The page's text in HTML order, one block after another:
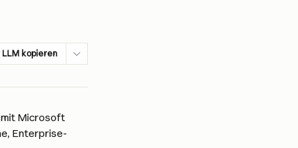
LLM kopieren
mit Microsoft
Enterprise-